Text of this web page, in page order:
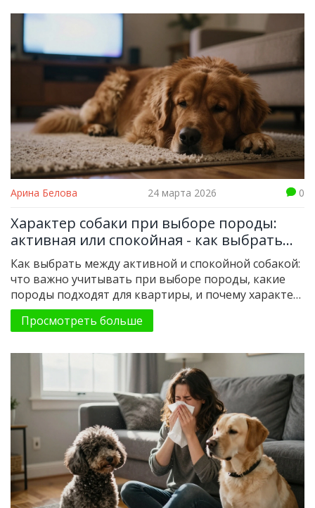
Арина Белова 24 марта 2026 0
Характер собаки при выборе породы:
активная или спокойная - как выбрать
подходящего питомца под свой образ
жизни
Как выбрать между активной и спокойной собакой:
что важно учитывать при выборе породы, какие
породы подходят для квартиры, и почему характер
важнее внешности. Советы для тех, кто хочет жить
в гармонии с питомцем.
Просмотреть больше